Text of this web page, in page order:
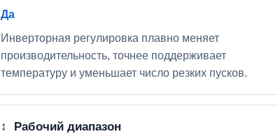
Да
Инверторная регулировка плавно меняет
производительность, точнее поддерживает
температуру и уменьшает число резких пусков.
↕ Рабочий диапазон